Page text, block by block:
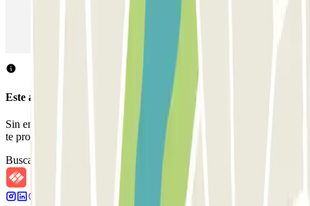
Parking en Aeropuerto Madrid Barajas
Parking en Sants - Estación de Barcelona
Este aparcamiento no acepta reservas a través de Parclick.
Sin embargo, puedes reservar en uno de los parkings cercanos que
te proponemos.
Buscar parkings cercanos